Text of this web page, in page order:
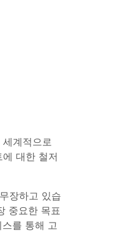
계적으로
대한 철저
장하고 있습
중요한 목표
를 통해 고